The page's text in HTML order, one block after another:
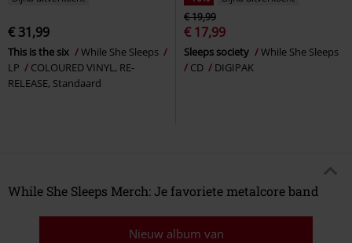
€ 31,99
This is the six
While She Sleeps
LP
COLOURED VINYL, RE-
RELEASE, Standaard
€ 19,99
€ 17,99
Sleeps society
While She Sleeps
CD
DIGIPAK
While She Sleeps Merch: Je favoriete metalcore band
Nieuw album van